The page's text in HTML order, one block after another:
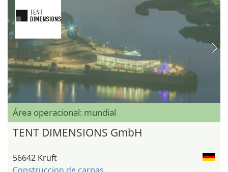
Área operacional: mundial
TENT DIMENSIONS GmbH
56642 Kruft